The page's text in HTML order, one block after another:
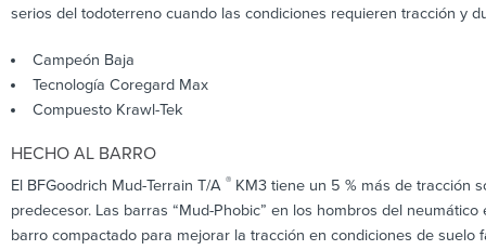
serios del todoterreno cuando las condiciones requieren tracción y
Campeón Baja
Tecnología Coregard Max
Compuesto Krawl-Tek
HECHO AL BARRO
El BFGoodrich Mud-Terrain T/A ® KM3 tiene un 5 % más de tracción
predecesor. Las barras “Mud-Phobic” en los hombros del
barro compactado para mejorar la tracción en condiciones de suelo